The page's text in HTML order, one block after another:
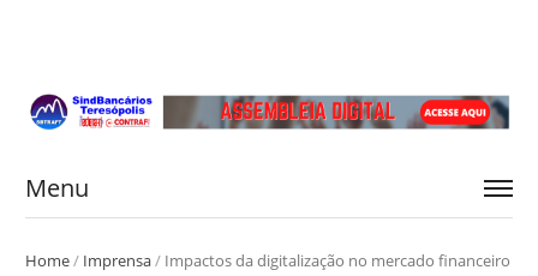
Menu
Home/ Imprensa/ Impactos da digitalização no mercado financeiro